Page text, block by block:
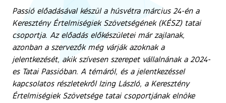
Passió előadásával készül a húsvétra március 24-én a
Keresztény Értelmiségiek Szövetségének (KÉSZ) tatai
csoportja. Az előadás előkészületei már zajlanak,
azonban a szervezők még várják azoknak a
jelentkezését, akik szívesen szerepet vállalnának a 2024-
es Tatai Passióban. A témáról, és a jelentkezéssel
kapcsolatos részletekről Izing László, a Keresztény
Értelmiségiek Szövetsége tatai csoportjának elnöke